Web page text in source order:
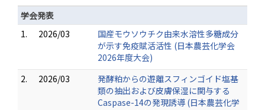
学会発表
1.
2026/03
国産モウソウチク由来水溶性多糖成分
が示す免疫賦活活性 (日本農芸化学会
2026年度大会)
2.
2026/03
発酵粕からの遊離スフィンゴイド塩基
類の抽出および皮膚保湿に関与する
Caspase-14の発現誘導 (日本農芸化学